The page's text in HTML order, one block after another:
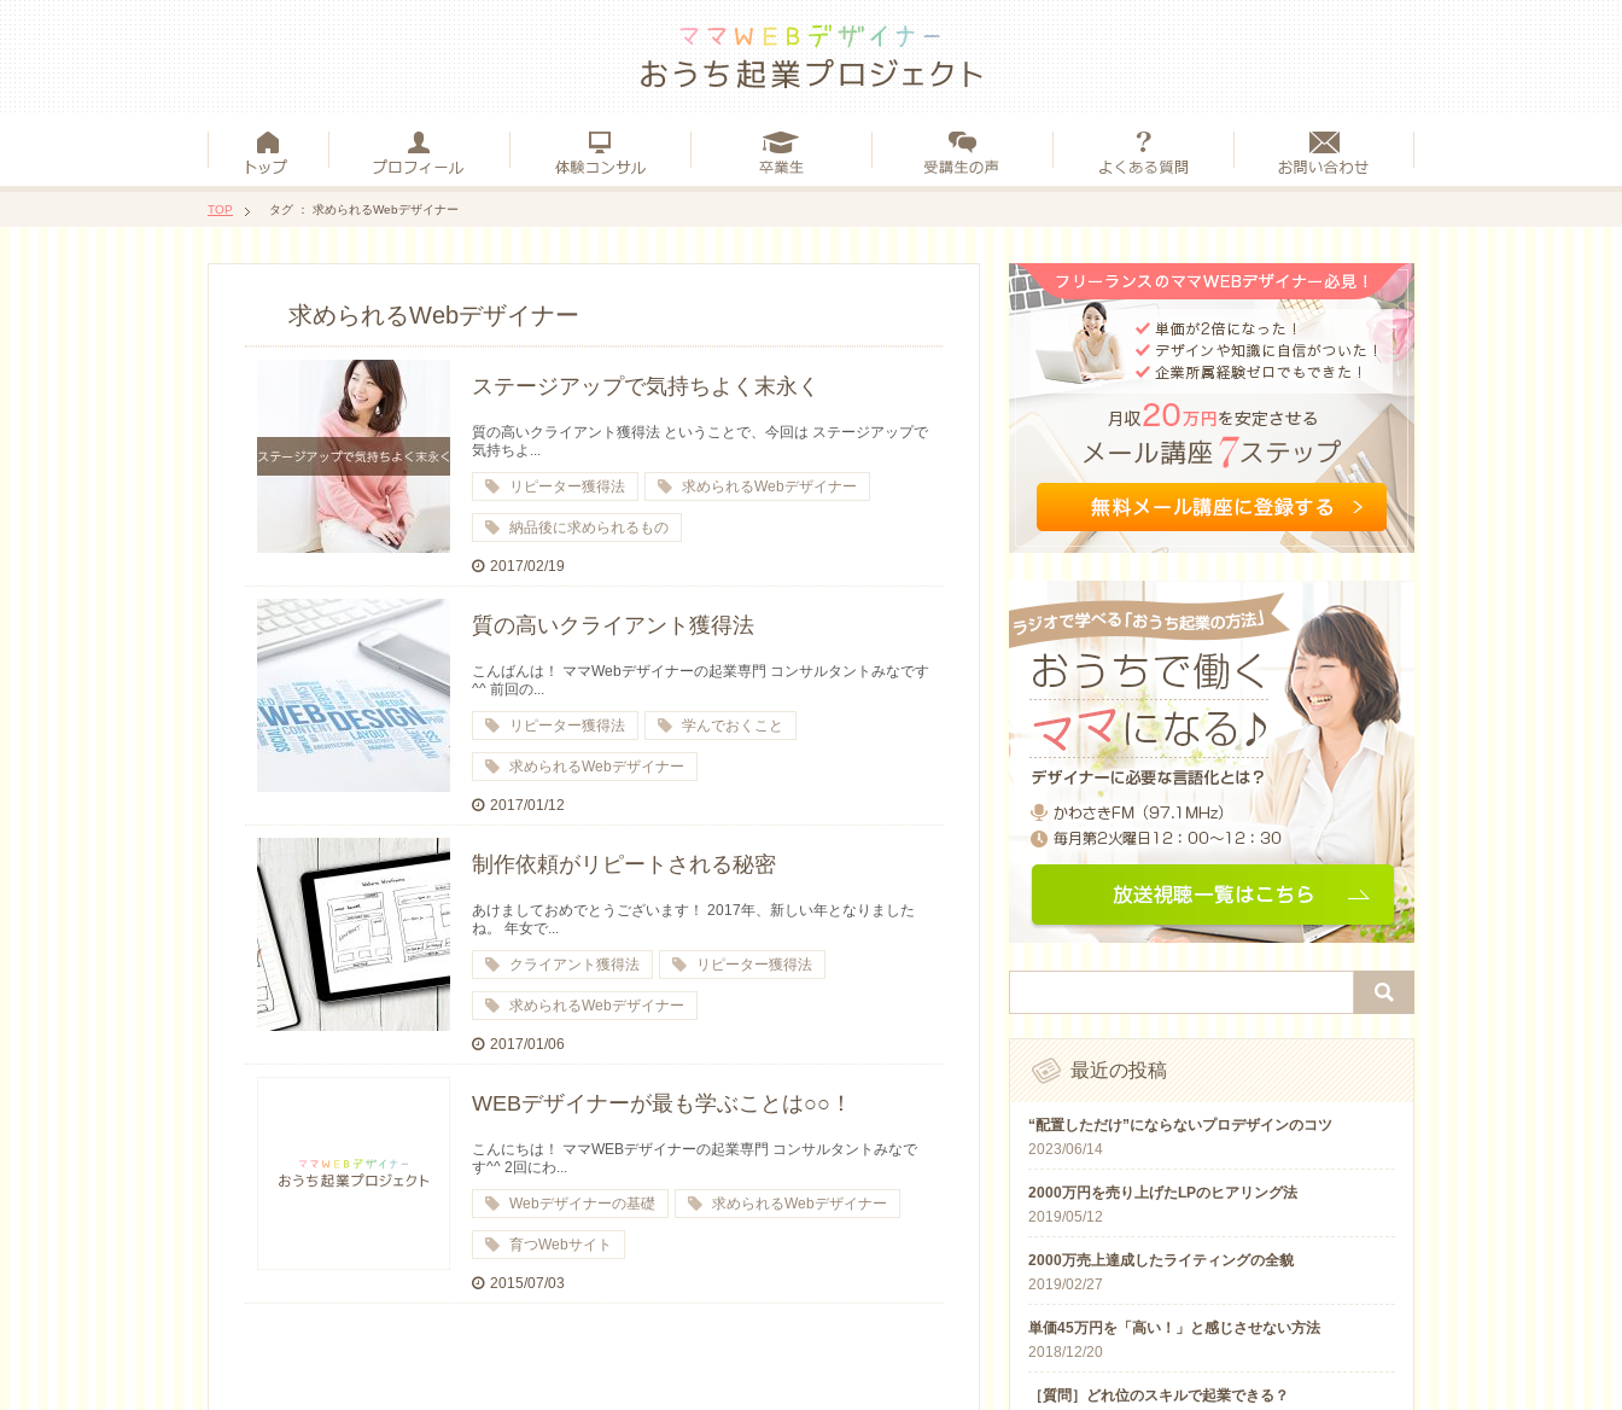
TOP タグ ： 求められるWebデザイナー
求められるWebデザイナー
ステージアップで気持ちよく末永く
質の高いクライアント獲得法 ということで、今回は ステージアップで
気持ちよ...
リピーター獲得法 求められるWebデザイナー
納品後に求められるもの
2017/02/19
質の高いクライアント獲得法
こんばんは！ ママWebデザイナーの起業専門 コンサルタントみなです
^^ 前回の...
リピーター獲得法 学んでおくこと
求められるWebデザイナー
2017/01/12
制作依頼がリピートされる秘密
あけましておめでとうございます！ 2017年、新しい年となりました
ね。 年女で...
クライアント獲得法 リピーター獲得法
求められるWebデザイナー
2017/01/06
WEBデザイナーが最も学ぶことは○○！
こんにちは！ ママWEBデザイナーの起業専門 コンサルタントみなで
す^^ 2回にわ...
Webデザイナーの基礎 求められるWebデザイナー
育つWebサイト
2015/07/03
最近の投稿
“配置しただけ”にならないプロデザインのコツ
2023/06/14
2000万円を売り上げたLPのヒアリング法
2019/05/12
2000万売上達成したライティングの全貌
2019/02/27
単価45万円を「高い！」と感じさせない方法
2018/12/20
［質問］どれ位のスキルで起業できる？